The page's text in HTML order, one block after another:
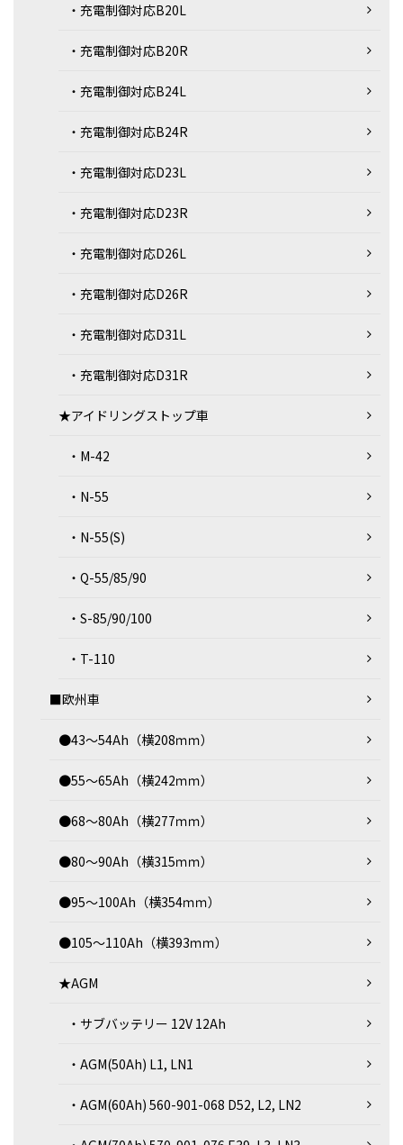
・充電制御対応B20L
・充電制御対応B20R
・充電制御対応B24L
・充電制御対応B24R
・充電制御対応D23L
・充電制御対応D23R
・充電制御対応D26L
・充電制御対応D26R
・充電制御対応D31L
・充電制御対応D31R
★アイドリングストップ車
・M-42
・N-55
・N-55(S)
・Q-55/85/90
・S-85/90/100
・T-110
■欧州車
●43～54Ah（横208ｍｍ）
●55～65Ah（横242ｍｍ）
●68～80Ah（横277ｍｍ）
●80～90Ah（横315ｍｍ）
●95～100Ah（横354ｍｍ）
●105～110Ah（横393ｍｍ）
★AGM
・サブバッテリー 12V 12Ah
・AGM(50Ah) L1, LN1
・AGM(60Ah) 560-901-068 D52, L2, LN2